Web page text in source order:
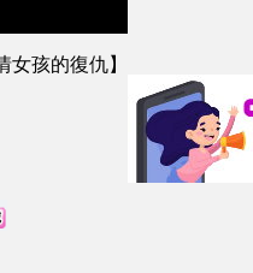
女孩的復仇】